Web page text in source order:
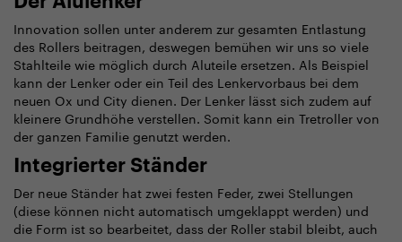
Innovation sollen unter anderem zur gesamten Entlastung
des Rollers beitragen, deswegen bemühen wir uns so viele
Stahlteile wie möglich durch Aluteile ersetzen. Als Beispiel
kann der Lenker oder ein Teil des Lenkervorbaus bei dem
neuen Ox und City dienen. Der Lenker lässt sich zudem auf
kleinere Grundhöhe verstellen. Somit kann ein Tretroller von
der ganzen Familie genutzt werden.
Integrierter Ständer
Der neue Ständer hat zwei festen Feder, zwei Stellungen
(diese können nicht automatisch umgeklappt werden) und
die Form ist so bearbeitet, dass der Roller stabil bleibt, auch